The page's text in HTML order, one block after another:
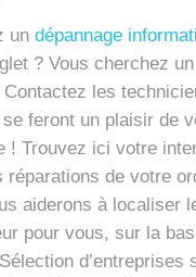
un dépannage
? Vous cherchez
Contactez les
feront un plaisir de
! Trouvez ici votre
réparations de votre
aiderons à localiser
pour vous, sur la
d’entreprises